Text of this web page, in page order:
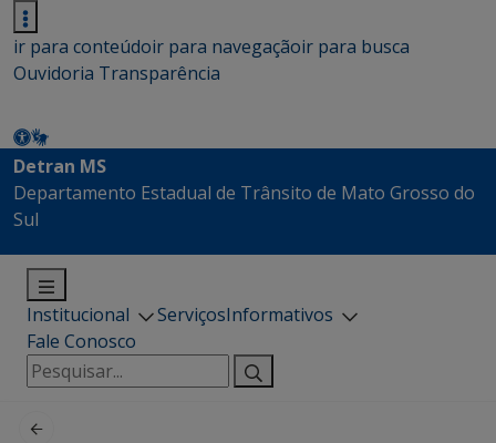
ir para conteúdoir para navegaçãoir para busca
Ouvidoria Transparência
Detran MS
Departamento Estadual de Trânsito de Mato Grosso do
Sul
Institucional ServiçosInformativos
Fale Conosco
Pesquisar
por: